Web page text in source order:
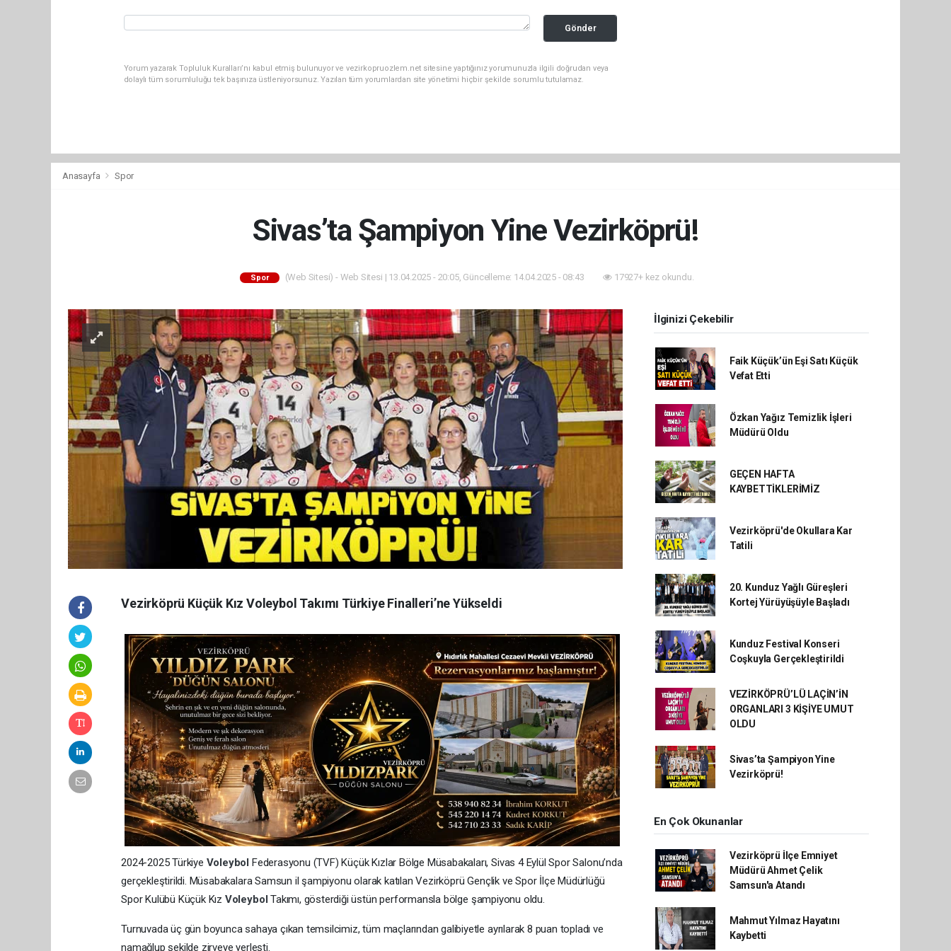
Gönder
Yorum yazarak Topluluk Kuralları’nı kabul etmiş bulunuyor ve vezirkopruozlem.net sitesine yaptığınız yorumunuzla ilgili doğrudan veya
dolaylı tüm sorumluluğu tek başınıza üstleniyorsunuz. Yazılan tüm yorumlardan site yönetimi hiçbir şekilde sorumlu tutulamaz.
Anasayfa Spor
Sivas’ta Şampiyon Yine Vezirköprü!
Spor (Web Sitesi) - Web Sitesi | 13.04.2025 - 20:05, Güncelleme: 14.04.2025 - 08:43 17927+ kez okundu.
Vezirköprü Küçük Kız Voleybol Takımı Türkiye Finalleri’ne Yükseldi
2024-2025 Türkiye Voleybol Federasyonu (TVF) Küçük Kızlar Bölge Müsabakaları, Sivas 4 Eylül Spor Salonu’nda
gerçekleştirildi. Müsabakalara Samsun il şampiyonu olarak katılan Vezirköprü Gençlik ve Spor İlçe Müdürlüğü
Spor Kulübü Küçük Kız VoleybolTakımı, gösterdiği üstün performansla bölge şampiyonu oldu.
Turnuvada üç gün boyunca sahaya çıkan temsilcimiz, tüm maçlarından galibiyetle ayrılarak 8 puan topladı ve
namağlup şekilde zirveye yerleşti.
İlginizi Çekebilir
Faik Küçük’ün Eşi Satı Küçük
Vefat Etti
Özkan Yağız Temizlik İşleri
Müdürü Oldu
GEÇEN HAFTA
KAYBETTİKLERİMİZ
Vezirköprü'de Okullara Kar
Tatili
20. Kunduz Yağlı Güreşleri
Kortej Yürüyüşüyle Başladı
Kunduz Festival Konseri
Coşkuyla Gerçekleştirildi
VEZİRKÖPRÜ’LÜ LAÇİN’İN
ORGANLARI 3 KİŞİYE UMUT
OLDU
Sivas’ta Şampiyon Yine
Vezirköprü!
En Çok Okunanlar
Vezirköprü İlçe Emniyet
Müdürü Ahmet Çelik
Samsun'a Atandı
Mahmut Yılmaz Hayatını
Kaybetti